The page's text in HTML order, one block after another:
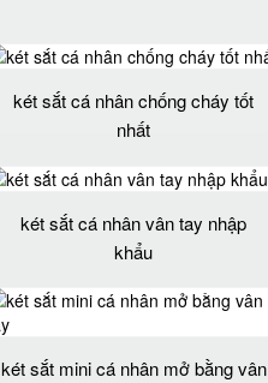
két sắt cá nhân chống cháy tốt
nhất
két sắt cá nhân vân tay nhập
khẩu
két sắt mini cá nhân mở bằng vân